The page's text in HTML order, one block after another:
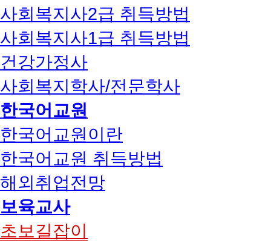
사회복지사2급 취득방법
사회복지사1급 취득방법
건강가정사
사회복지학사/전문학사
한국어교원
한국어교원이란
한국어교원 취득방법
해외취업전망
보육교사
초보길잡이